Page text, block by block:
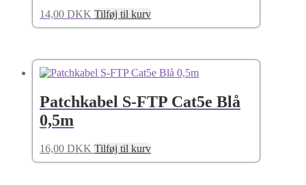
14,00 DKK Tilføj til kurv
Patchkabel S-FTP Cat5e Blå
0,5m
16,00 DKK Tilføj til kurv